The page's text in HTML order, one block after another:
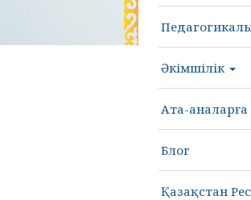
Әкімшілік
Ата-аналарға
Блог
Қазақстан